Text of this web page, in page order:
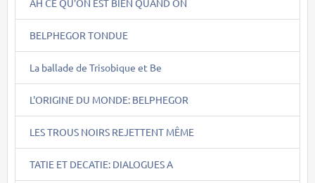
AH CE QU'ON EST BIEN QUAND ON
BELPHEGOR TONDUE
La ballade de Trisobique et Be
L'ORIGINE DU MONDE: BELPHEGOR
LES TROUS NOIRS REJETTENT MÊME
TATIE ET DECATIE: DIALOGUES A